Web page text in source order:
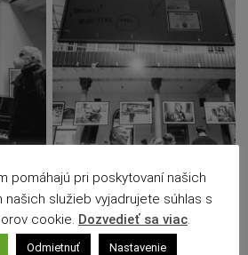
pomáhajú pri poskytovaní našich
našich služieb vyjadrujete súhlas s
cookie. Dozvedieť sa viac
Odmietnuť Nastavenie